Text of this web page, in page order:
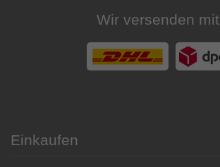
Wir versenden mit
Einkaufen